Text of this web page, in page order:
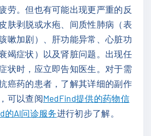
劳。但也有可能出现更严重的反
肤剥脱或水疱、间质性肺病（表
嗽加剧）、肝功能异常、心脏功
竭症状）以及肾脏问题。出现任
状时，应立即告知医生。对于需
癌药的患者，了解其详细的副作
可以查阅MedFind提供的药物信
的AI问诊服务进行初步了解。